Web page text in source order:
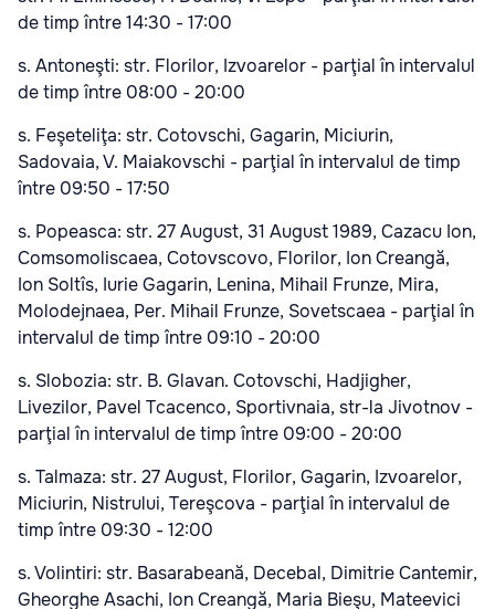
de timp între 14:30 - 17:00
s. Antoneşti: str. Florilor, Izvoarelor - parţial în intervalul
de timp între 08:00 - 20:00
s. Feşeteliţa: str. Cotovschi, Gagarin, Miciurin,
Sadovaia, V. Maiakovschi - parţial în intervalul de timp
între 09:50 - 17:50
s. Popeasca: str. 27 August, 31 August 1989, Cazacu Ion,
Comsomoliscaea, Cotovscovo, Florilor, Ion Creangă,
Ion Soltîs, Iurie Gagarin, Lenina, Mihail Frunze, Mira,
Molodejnaea, Per. Mihail Frunze, Sovetscaea - parţial în
intervalul de timp între 09:10 - 20:00
s. Slobozia: str. B. Glavan. Cotovschi, Hadjigher,
Livezilor, Pavel Tcacenco, Sportivnaia, str-la Jivotnov -
parţial în intervalul de timp între 09:00 - 20:00
s. Talmaza: str. 27 August, Florilor, Gagarin, Izvoarelor,
Miciurin, Nistrului, Tereşcova - parţial în intervalul de
timp între 09:30 - 12:00
s. Volintiri: str. Basarabeană, Decebal, Dimitrie Cantemir,
Gheorghe Asachi, Ion Creangă, Maria Bieşu, Mateevici